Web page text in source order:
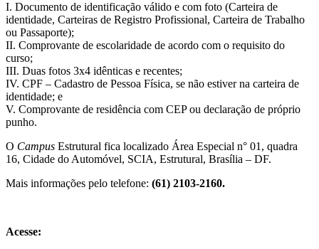
I. Documento de identificação válido e com foto (Carteira de
identidade, Carteiras de Registro Profissional, Carteira de Trabalho
ou Passaporte);
II. Comprovante de escolaridade de acordo com o requisito do
curso;
III. Duas fotos 3x4 idênticas e recentes;
IV. CPF – Cadastro de Pessoa Física, se não estiver na carteira de
identidade; e
V. Comprovante de residência com CEP ou declaração de próprio
punho.
O Campus Estrutural fica localizado Área Especial n° 01, quadra
16, Cidade do Automóvel, SCIA, Estrutural, Brasília – DF.
Mais informações pelo telefone: (61) 2103-2160.
Acesse: